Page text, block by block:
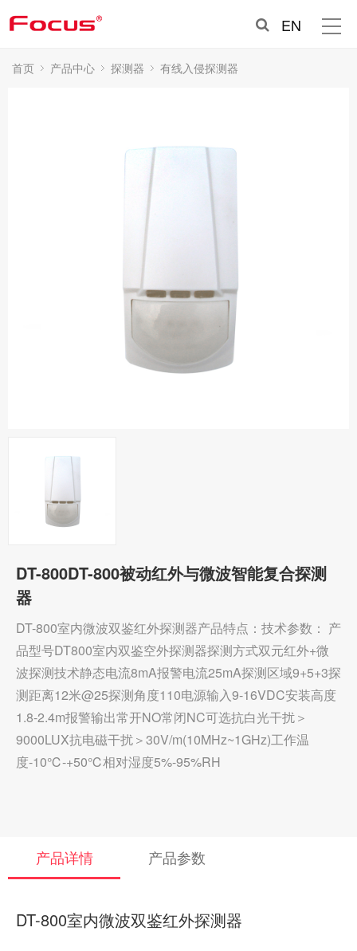
EN
首页 产品中心 探测器 有线入侵探测器
DT-800DT-800被动红外与微波智能复合探测
器
DT-800室内微波双鉴红外探测器产品特点：技术参数： 产
品型号DT800室内双鉴空外探测器探测方式双元红外+微
波探测技术静态电流8mA报警电流25mA探测区域9+5+3探
测距离12米@25探测角度110电源输入9-16VDC安装高度
1.8-2.4m报警输出常开NO常闭NC可选抗白光干扰＞
9000LUX抗电磁干扰＞30V/m(10MHz~1GHz)工作温
度-10℃-+50℃相对湿度5%-95%RH
产品详情 产品参数
DT-800室内微波双鉴红外探测器